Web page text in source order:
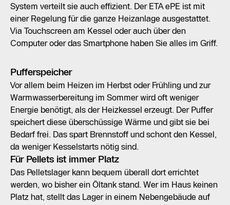
System verteilt sie auch effizient. Der ETA ePE ist mit
einer Regelung für die ganze Heizanlage ausgestattet.
Via Touchscreen am Kessel oder auch über den
Computer oder das Smartphone haben Sie alles im Griff.
Pufferspeicher
Vor allem beim Heizen im Herbst oder Frühling und zur
Warmwasserbereitung im Sommer wird oft weniger
Energie benötigt, als der Heizkessel erzeugt. Der Puffer
speichert diese überschüssige Wärme und gibt sie bei
Bedarf frei. Das spart Brennstoff und schont den Kessel,
da weniger Kesselstarts nötig sind.
Für Pellets ist immer Platz
Das Pelletslager kann bequem überall dort errichtet
werden, wo bisher ein Öltank stand. Wer im Haus keinen
Platz hat, stellt das Lager in einem Nebengebäude auf